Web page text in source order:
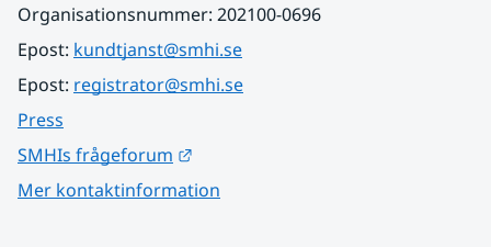
Organisationsnummer: 202100-0696
Epost: kundtjanst@smhi.se
Epost: registrator@smhi.se
Press
SMHIs frågeforum
Mer kontaktinformation